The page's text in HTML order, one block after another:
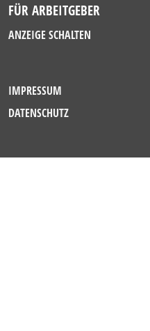
FÜR ARBEITGEBER
ANZEIGE SCHALTEN
IMPRESSUM
DATENSCHUTZ